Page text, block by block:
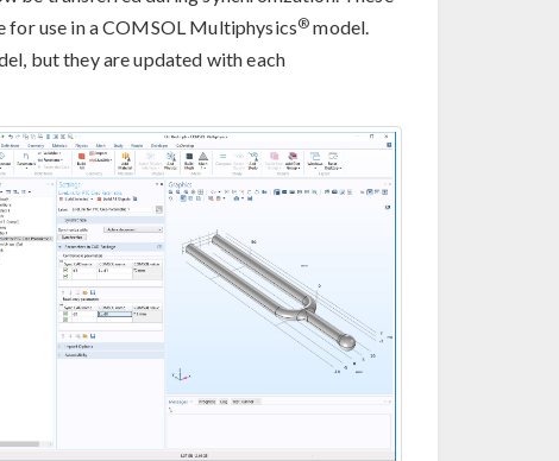
for use in a COMSOL Multiphysics® model.
but they are updated with each